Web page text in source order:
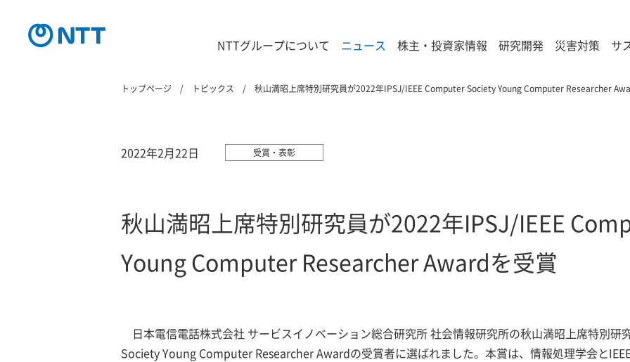
NTTグループについて ニュース 株主・投資家情報 研究開発 災害対策 サ
トップページ トピックス 秋山満昭上席特別研究員が2022年IPSJ/IEEE Computer Society Young Computer Researcher
2022年2月22日 受賞・表彰
秋山満昭上席特別研究員が2022年IPSJ/IEEE
Young Computer Researcher Awardを受賞
日本電信電話株式会社 サービスイノベーション総合研究所 社会情報研究所の秋山満昭上席特別
Society Young Computer Researcher Awardの受賞者に選ばれました。本賞は、情報処理学会と